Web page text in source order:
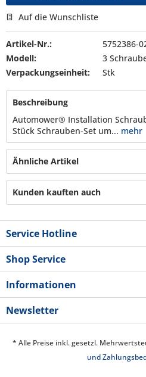
Auf die Wunschliste
Artikel-Nr.:
5752386-
Modell:
3
Verpackungseinheit:
Stk
Beschreibung
Automower® Installation
Stück Schrauben-Set um... mehr
Ähnliche Artikel
Kunden kauften auch
Service Hotline
Shop Service
Informationen
Newsletter
* Alle Preise inkl. gesetzl.
und